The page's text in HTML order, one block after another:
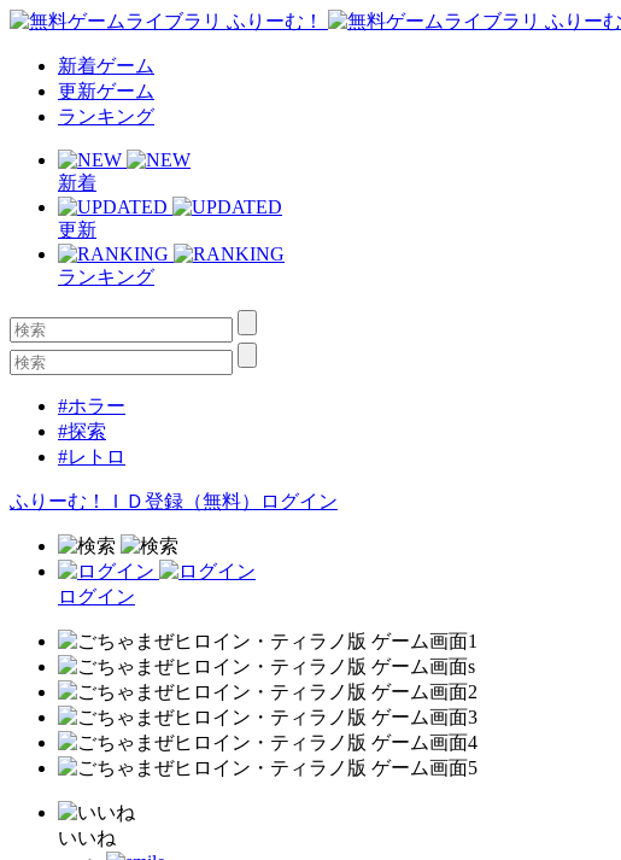
新着ゲーム
更新ゲーム
ランキング
新着
更新
ランキング
#ホラー
#探索
#レトロ
ふりーむ！ＩＤ登録（無料） ログイン
ログイン
いいね